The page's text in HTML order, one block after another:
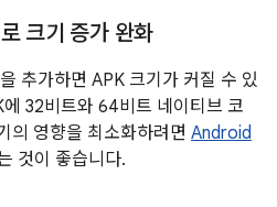
크기 증가 완화
추가하면 APK 크기가 커질 수 있
32비트와 64비트 네이티브 코
의 영향을 최소화하려면 Android
것이 좋습니다.